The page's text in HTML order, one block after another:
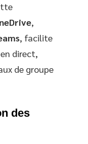
,
, facilite
direct,
de groupe
des